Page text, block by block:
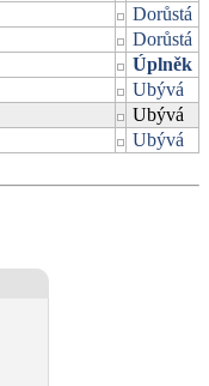
Dorůstá
Dorůstá
Úplněk
Ubývá
Ubývá
Ubývá